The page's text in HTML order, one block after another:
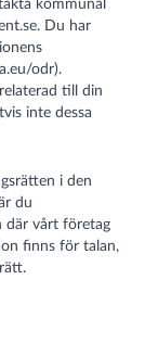
kommunal
. Du har
odr).
till din
inte dessa
i den
du
där vårt företag
finns för talan,